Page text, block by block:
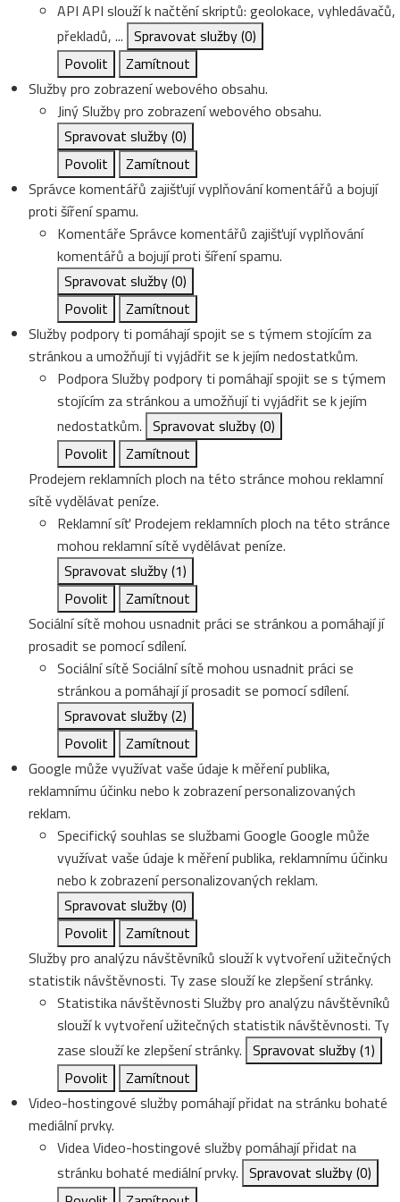
API API slouží k načtění skriptů: geolokace, vyhledávačů,
překladů, ... Spravovat služby(0)
Povolit
Zamítnout
Služby pro zobrazení webového obsahu.
JinýSlužby pro zobrazení webového obsahu.
Spravovat služby(0)
Povolit
Zamítnout
Správce komentářů zajišťují vyplňování komentářů a bojují
proti šíření spamu.
Komentáře Správce komentářů zajišťují vyplňování
komentářů a bojují proti šíření spamu.
Spravovat služby(0)
Povolit
Zamítnout
Služby podpory ti pomáhají spojit se s týmem stojícím za
stránkou a umožňují ti vyjádřit se k jejím nedostatkům.
PodporaSlužby podpory ti pomáhají spojit se s týmem
stojícím za stránkou a umožňují ti vyjádřit se k jejím
nedostatkům. Spravovat služby(0)
Povolit
Zamítnout
Prodejem reklamních ploch na této stránce mohou reklamní
sítě vydělávat peníze.
Reklamní síť Prodejem reklamních ploch na této stránce
mohou reklamní sítě vydělávat peníze.
Spravovat služby(1)
Povolit
Zamítnout
Sociální sítě mohou usnadnit práci se stránkou a pomáhají jí
prosadit se pomocí sdílení.
Sociální sítěSociální sítě mohou usnadnit práci se
stránkou a pomáhají jí prosadit se pomocí sdílení.
Spravovat služby(2)
Povolit
Zamítnout
Google může využívat vaše údaje k měření publika,
reklamnímu účinku nebo k zobrazení personalizovaných
reklam.
Specifický souhlas se službami Google Google může
využívat vaše údaje k měření publika, reklamnímu účinku
nebo k zobrazení personalizovaných reklam.
Spravovat služby(0)
Povolit
Zamítnout
Služby pro analýzu návštěvníků slouží k vytvoření užitečných
statistik návštěvnosti. Ty zase slouží ke zlepšení stránky.
Statistika návštěvnosti Služby pro analýzu návštěvníků
slouží k vytvoření užitečných statistik návštěvnosti. Ty
zase slouží ke zlepšení stránky. Spravovat služby(1)
Povolit
Zamítnout
Video-hostingové služby pomáhají přidat na stránku bohaté
mediální prvky.
VideaVideo-hostingové služby pomáhají přidat na
stránku bohaté mediální prvky. Spravovat služby(0)